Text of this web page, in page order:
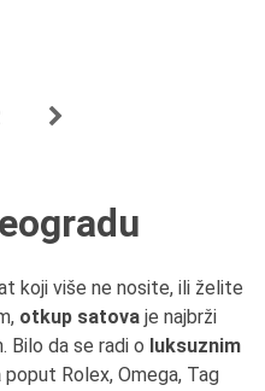
koji više ne nosite, ili želite
otkup satova je najbrži
Bilo da se radi o luksuznim
poput Rolex, Omega, Tag